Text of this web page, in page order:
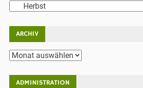
Kategorien
ARCHIV
Archiv
ADMINISTRATION